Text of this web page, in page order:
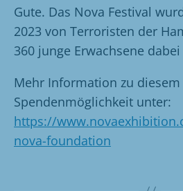
Gute. Das Nova Festival
2023 von Terroristen der
360 junge Erwachsene
Mehr Information zu
Spendenmöglichkeit unter:
https://
nova-foundation